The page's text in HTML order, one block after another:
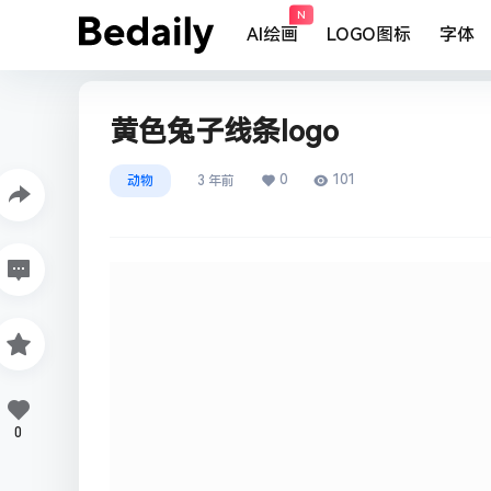
AI绘画
N
LOGO图标 字体
黄色兔子线条logo
动物 3 年前 0 101
0